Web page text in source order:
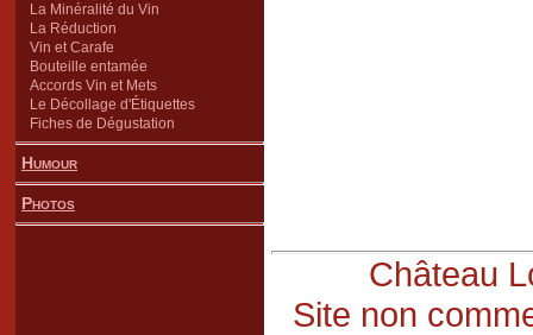
La Minéralité du Vin
La Réduction
Vin et Carafe
Bouteille entamée
Accords Vin et Mets
Le Décollage d'Étiquettes
Fiches de Dégustation
Humour
Photos
Château
Site non